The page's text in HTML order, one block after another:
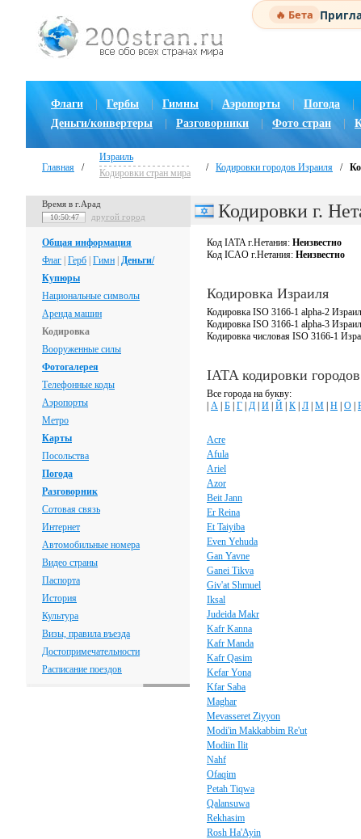
🔥 Бета
Флаги Гербы Гимны | Аэропорты Погода |
Деньги/конвертеры
Разговорники Фото стран
Главная /
Израиль
Кодировки стран мира
/ Кодировки городов Израиля /
Время в г.Арад
10:50:48 другой город
Общая информация
Флаг Герб Гимн Деньги/
Купюры
Национальные символы
Аренда машин
Кодировка
Вооруженные силы
Фотогалерея
Телефонные коды
Аэропорты
Метро
Карты
Посольства
Погода
Разговорник
Сотовая связь
Интернет
Автомобильные номера
Видео страны
Паспорта
История
Культура
Визы, правила въезда
Достопримечательности
Расписание поездов
Кодировки г.
Код IATA г.Нетания: Неизвестно
Код ICAO г.Нетания: Неизвестно
Кодировка Израиля
Кодировка ISO 3166-1 alpha-2
Кодировка ISO 3166-1 alpha-3
Кодировка числовая ISO 3166-1
IATA кодировки
Все города на букву:
А Б Г Д И Й К Л М Н О
Acre
Afula
Ariel
Azor
Beit Jann
Er Reina
Et Taiyiba
Even Yehuda
Gan Yavne
Ganei Tikva
Giv'at Shmuel
Iksal
Judeida Makr
Kafr Kanna
Kafr Manda
Kafr Qasim
Kefar Yona
Kfar Saba
Maghar
Mevasseret Ziyyon
Modi'in Makkabbim Re'ut
Modiin Ilit
Nahf
Ofaqim
Petah Tiqwa
Qalansuwa
Rekhasim
Rosh Ha'Ayin